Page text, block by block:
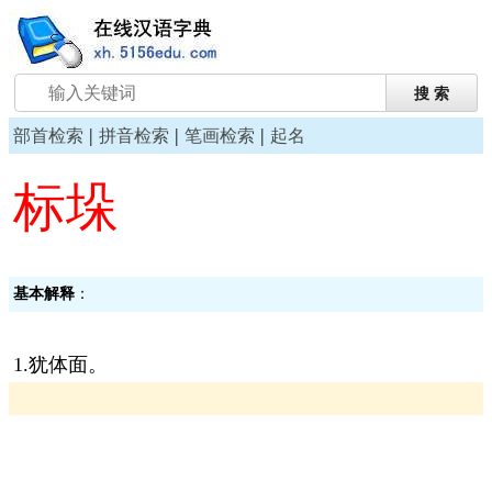
部首检索 | 拼音检索 | 笔画检索 | 起名
标垛
基本解释 ：
1.犹体面。